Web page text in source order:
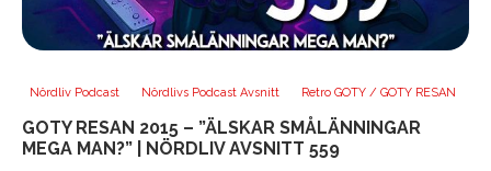
Nördliv Podcast Nördlivs Podcast Avsnitt Retro GOTY / GOTY RESAN
GOTY RESAN 2015 – ”ÄLSKAR SMÅLÄNNINGAR
MEGA MAN?” | NÖRDLIV AVSNITT 559